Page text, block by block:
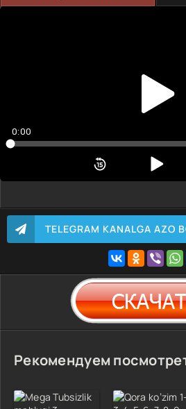
0:00
TELEGRAM KANALGA AZO
Рекомендуем